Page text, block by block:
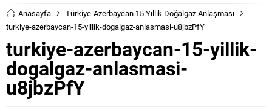
Anasayfa
Türkiye-Azerbaycan 15 Yıllık Doğalgaz Anlaşması
turkiye-azerbaycan-15-yillik-dogalgaz-anlasmasi-u8jbzPfY
turkiye-azerbaycan-15-yillik-
dogalgaz-anlasmasi-
u8jbzPfY